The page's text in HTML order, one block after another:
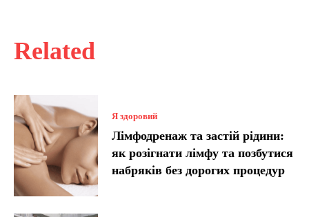
Related
Я здоровий
Лімфодренаж та застій рідини:
як розігнати лімфу та позбутися
набряків без дорогих процедур